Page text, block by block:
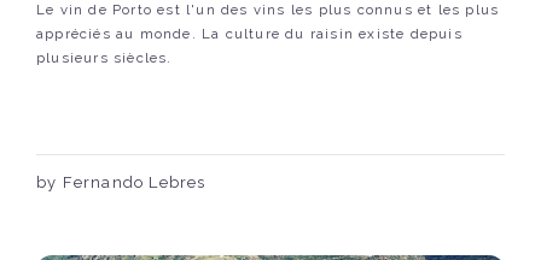
Le vin de Porto est l'un des vins les plus connus et les plus
appréciés au monde. La culture du raisin existe depuis
plusieurs siècles.
by Fernando Lebres